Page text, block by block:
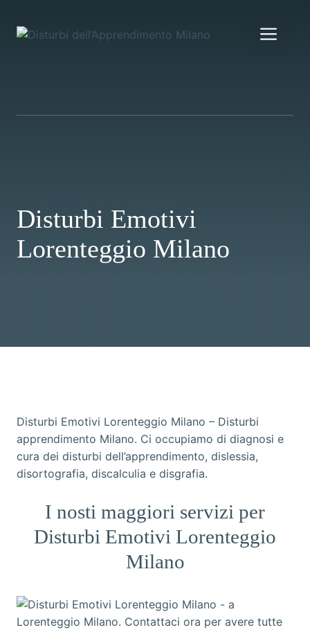
contenuto
Disturbi Emotivi
Lorenteggio Milano
Disturbi Emotivi Lorenteggio Milano – Disturbi
apprendimento Milano. Ci occupiamo di diagnosi e
cura dei disturbi dell’apprendimento, dislessia,
disortografia, discalculia e disgrafia.
I nosti maggiori servizi per
Disturbi Emotivi Lorenteggio
Milano